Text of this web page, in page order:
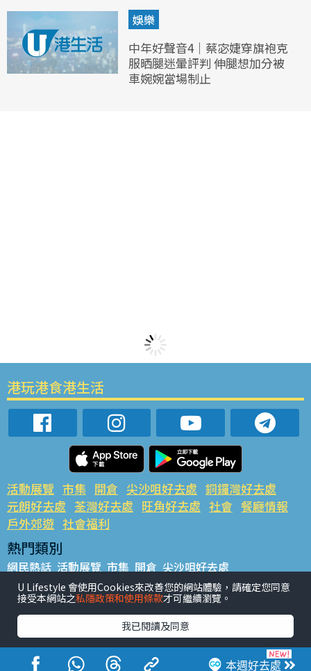
娛樂
中年好聲音4｜蔡宓婕穿旗袍克
服晒腿迷暈評判 伸腿想加分被
車婉婉當場制止
本週好去處
港玩港食港生活
活動展覽 市集 開倉 尖沙咀好去處 銅鑼灣好去處
元朗好去處 荃灣好去處 旺角好去處 社會 餐廳情報
戶外郊遊 社會福利
熱門類別
網民熱話 活動展覽 市集 開倉 尖沙咀好去處
銅鑼灣好去處 元朗好去處 荃灣好去處 旺角好去處 社會
餐廳情報 戶外郊遊
熱門標籤
#UGO搵好去處 #人氣活動推介 #美食社群熱話
#親子玩樂好去處
#ULifestyle應用程式
#限時搶
U Lifestyle 會使用Cookies來改善您的網站體驗，請確定您同意
接受本網站之私隱政策和使用條款才可繼續瀏覽。
我已閱讀及同意